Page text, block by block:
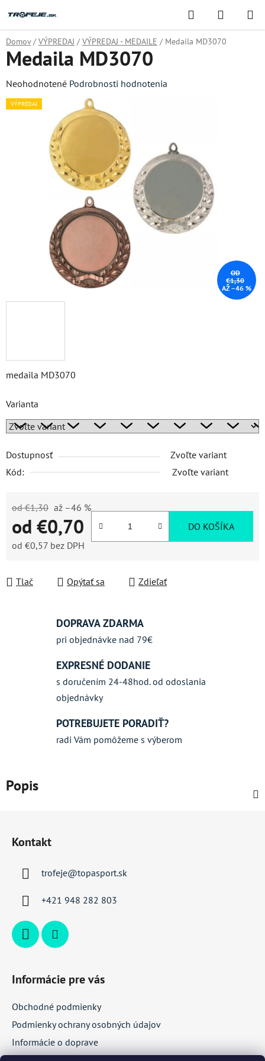
na
obsah
Hľadať
KOŠÍK
Domov / VÝPREDAJ / VÝPREDAJ - MEDAILE / Medaila MD3070
medaila MD3070
Varianta
Dostupnosť
Zvoľte variant
Kód:
Zvoľte variant
od €1,30 až –46 %
od €0,70
od €0,57 bez DPH
DO KOŠÍKA
Tlač Opýtať sa Zdieľať
Medaila MD3070
Priemerné
hodnotenie
Neohodnotené Podrobnosti hodnotenia
VÝPREDAJ
OD
€1,30
AŽ –46 %
DOPRAVA ZDARMA
pri objednávke nad 79€
EXPRESNÉ DODANIE
s doručením 24-48hod. od odoslania
objednávky
POTREBUJETE PORADIŤ?
radi Vám pomôžeme s výberom
Popis
Kontakt
trofeje@topasport.sk
+421 948 282 803
Informácie pre vás
Obchodné podmienky
Podmienky ochrany osobných údajov
Informácie o doprave